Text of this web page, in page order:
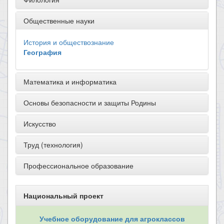
Общественные науки
История и обществознание
География
Математика и информатика
Основы безопасности и защиты Родины
Искусство
Труд (технология)
Профессиональное образование
Национальный проект
Учебное оборудование для агроклассов